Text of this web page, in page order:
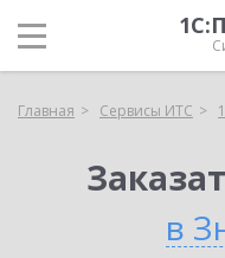
Главная Сервисы ИТС
в